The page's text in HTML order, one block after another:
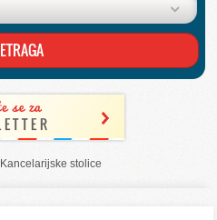
Kancelarijske stolice